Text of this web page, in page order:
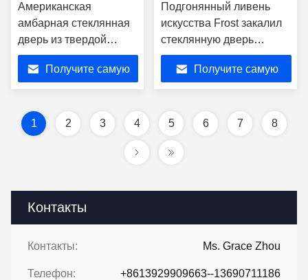
Контакты
Контакты: Ms. Grace Zhou
Телефон: +8613929909663--13690711186
Американская
амбарная стеклянная
дверь из твердой
стальной стали
Получите самую
Подгонянный ливень
искусства Frost закалил
стеклянную дверь
Frameless с
отполированным
отверстием ручки
Получите самую
1 2 3 4 5 6 7 8